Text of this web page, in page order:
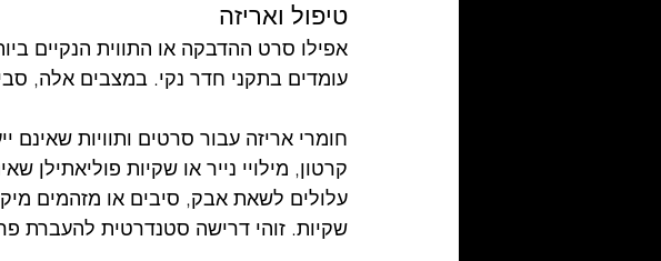
טיפול ואריזה
אפילו סרט ההדבקה או התווית הנקיים
עומדים בתקני חדר נקי. במצבים אלה,
חומרי אריזה עבור סרטים ותוויות שאינם
קרטון, מילויי נייר או שקיות
עלולים לשאת אבק, סיבים או מזהמים
שקיות. זוהי דרישה סטנדרטית להעברת